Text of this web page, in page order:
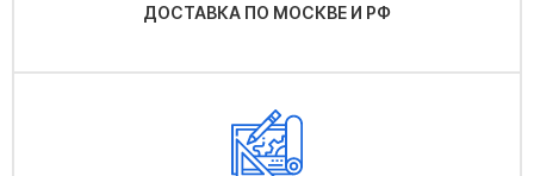
ДОСТАВКА ПО МОСКВЕ И РФ